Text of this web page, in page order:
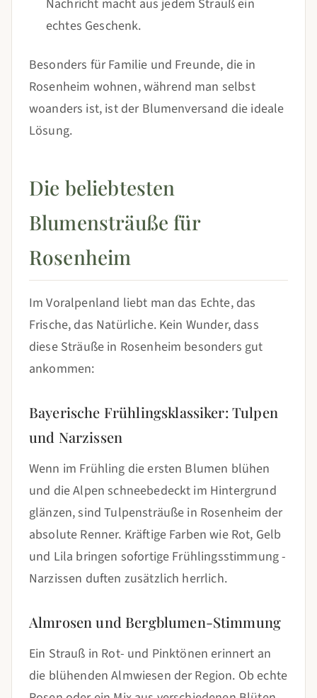
Nachricht macht aus jedem Strauß ein
echtes Geschenk.
Besonders für Familie und Freunde, die in
Rosenheim wohnen, während man selbst
woanders ist, ist der Blumenversand die ideale
Lösung.
Die beliebtesten
Blumensträuße für
Rosenheim
Im Voralpenland liebt man das Echte, das
Frische, das Natürliche. Kein Wunder, dass
diese Sträuße in Rosenheim besonders gut
ankommen:
Bayerische Frühlingsklassiker: Tulpen
und Narzissen
Wenn im Frühling die ersten Blumen blühen
und die Alpen schneebedeckt im Hintergrund
glänzen, sind Tulpensträuße in Rosenheim der
absolute Renner. Kräftige Farben wie Rot, Gelb
und Lila bringen sofortige Frühlingsstimmung -
Narzissen duften zusätzlich herrlich.
Almrosen und Bergblumen-Stimmung
Ein Strauß in Rot- und Pinktönen erinnert an
die blühenden Almwiesen der Region. Ob echte